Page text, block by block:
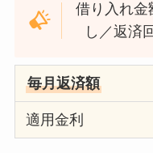
借り入れ金
し／返済
毎月返済額
適用金利